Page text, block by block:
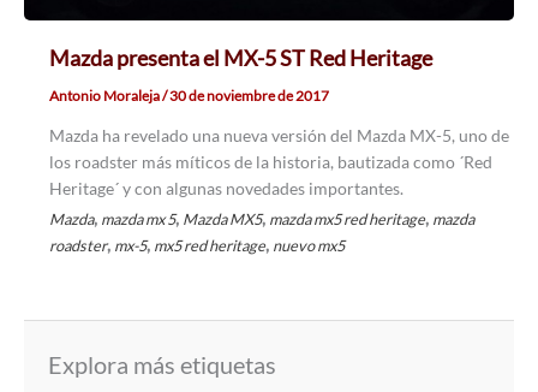
Mazda presenta el MX-5 ST Red Heritage
Antonio Moraleja/30 de noviembre de 2017
Mazda ha revelado una nueva versión del Mazda MX-5, uno de
los roadster más míticos de la historia, bautizada como ´Red
Heritage´ y con algunas novedades importantes.
Mazda, mazda mx 5, Mazda MX5, mazda mx5 red heritage, mazda
roadster, mx-5, mx5 red heritage, nuevo mx5
Explora más etiquetas